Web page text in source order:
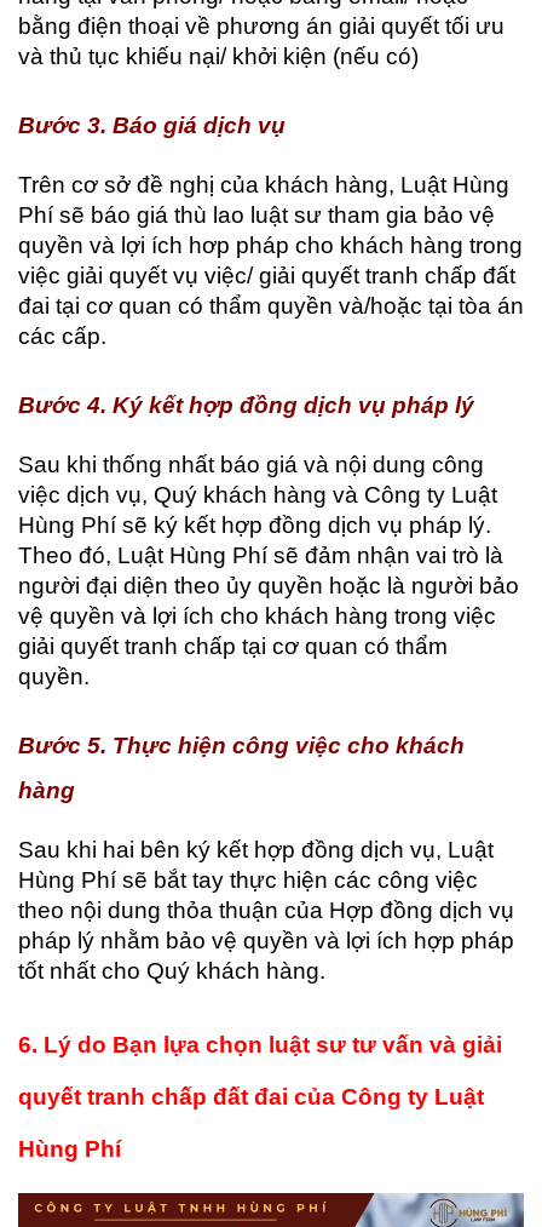
bằng điện thoại về phương án giải quyết tối ưu
và thủ tục khiếu nại/ khởi kiện (nếu có)
Bước 3. Báo giá dịch vụ
Trên cơ sở đề nghị của khách hàng, Luật Hùng
Phí sẽ báo giá thù lao luật sư tham gia bảo vệ
quyền và lợi ích hơp pháp cho khách hàng trong
việc giải quyết vụ việc/ giải quyết tranh chấp đất
đai tại cơ quan có thẩm quyền và/hoặc tại tòa án
các cấp.
Bước 4. Ký kết hợp đồng dịch vụ pháp lý
Sau khi thống nhất báo giá và nội dung công
việc dịch vụ, Quý khách hàng và Công ty Luật
Hùng Phí sẽ ký kết hợp đồng dịch vụ pháp lý.
Theo đó, Luật Hùng Phí sẽ đảm nhận vai trò là
người đại diện theo ủy quyền hoặc là người bảo
vệ quyền và lợi ích cho khách hàng trong việc
giải quyết tranh chấp tại cơ quan có thẩm
quyền.
Bước 5. Thực hiện công việc cho khách
hàng
Sau khi hai bên ký kết hợp đồng dịch vụ, Luật
Hùng Phí sẽ bắt tay thực hiện các công việc
theo nội dung thỏa thuận của Hợp đồng dịch vụ
pháp lý nhằm bảo vệ quyền và lợi ích hợp pháp
tốt nhất cho Quý khách hàng.
6. Lý do Bạn lựa chọn luật sư tư vấn và giải
quyết tranh chấp đất đai của Công ty Luật
Hùng Phí